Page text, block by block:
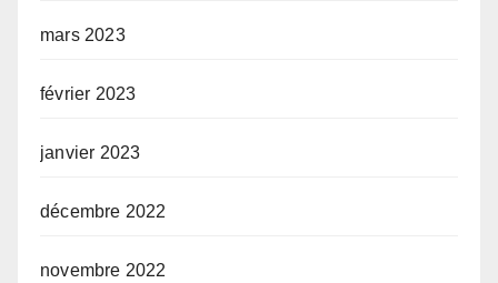
mars 2023
février 2023
janvier 2023
décembre 2022
novembre 2022